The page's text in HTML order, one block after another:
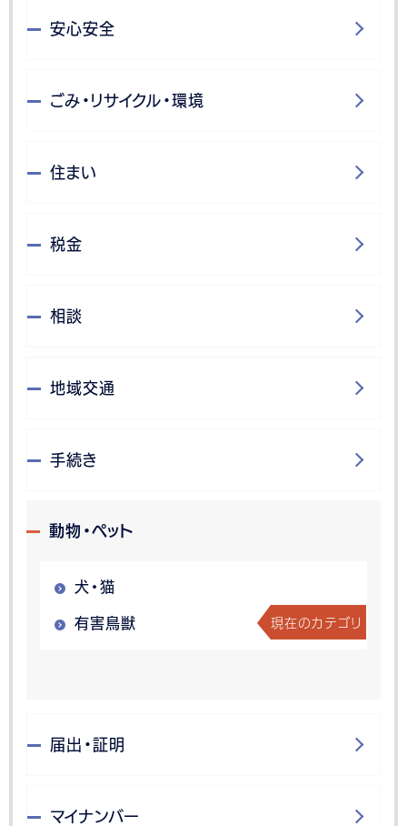
安心安全
ごみ・リサイクル・環境
住まい
税金
相談
地域交通
手続き
動物・ペット
犬・猫
有害鳥獣 現在のカテゴリ
届出・証明
マイナンバー